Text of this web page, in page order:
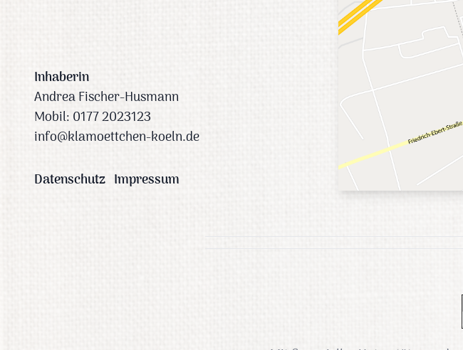
Inhaberin
Andrea Fischer-Husmann
Mobil: 0177 2023123
info@klamoettchen-koeln.de
Datenschutz Impressum